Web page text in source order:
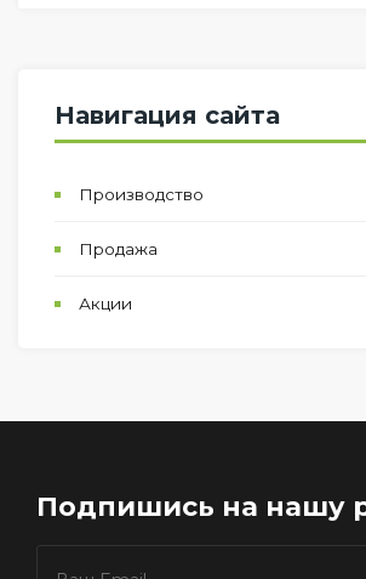
Навигация сайта
Производство
Продажа
Акции
Подпишись на нашу